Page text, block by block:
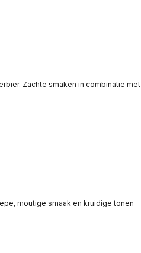
Zachte smaken in combinatie met
moutige smaak en kruidige tonen